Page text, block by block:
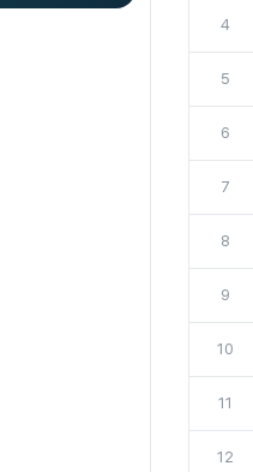
4
5
6
7
8
9
10
11
12